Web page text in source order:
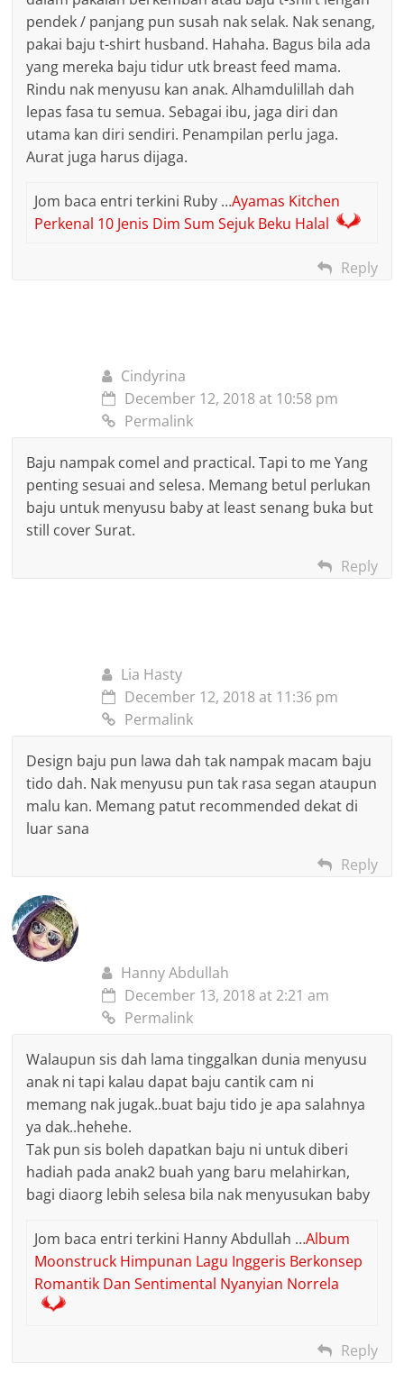
pendek / panjang pun susah nak selak. Nak senang,
pakai baju t-shirt husband. Hahaha. Bagus bila ada
yang mereka baju tidur utk breast feed mama.
Rindu nak menyusu kan anak. Alhamdulillah dah
lepas fasa tu semua. Sebagai ibu, jaga diri dan
utama kan diri sendiri. Penampilan perlu jaga.
Aurat juga harus dijaga.
Jom baca entri terkini Ruby …Ayamas Kitchen
Perkenal 10 Jenis Dim Sum Sejuk Beku Halal
Reply
Cindyrina
December 12, 2018 at 10:58 pm
Permalink
Baju nampak comel and practical. Tapi to me Yang
penting sesuai and selesa. Memang betul perlukan
baju untuk menyusu baby at least senang buka but
still cover Surat.
Reply
Lia Hasty
December 12, 2018 at 11:36 pm
Permalink
Design baju pun lawa dah tak nampak macam baju
tido dah. Nak menyusu pun tak rasa segan ataupun
malu kan. Memang patut recommended dekat di
luar sana
Reply
Hanny Abdullah
December 13, 2018 at 2:21 am
Permalink
Walaupun sis dah lama tinggalkan dunia menyusu
anak ni tapi kalau dapat baju cantik cam ni
memang nak jugak..buat baju tido je apa salahnya
ya dak..hehehe.
Tak pun sis boleh dapatkan baju ni untuk diberi
hadiah pada anak2 buah yang baru melahirkan,
bagi diaorg lebih selesa bila nak menyusukan baby
Jom baca entri terkini Hanny Abdullah …Album
Moonstruck Himpunan Lagu Inggeris Berkonsep
Romantik Dan Sentimental Nyanyian Norrela
Reply